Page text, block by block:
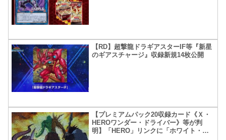
【RD】超撃龍ドラギアスターIF等『新星
のギアスチャージ』収録新規14枚公開
【プレミアムパック20収録カード《Ｘ・
HEROワンダー・ドライバー》等が判
明】「HERO」リンクに「ホワイト・オ